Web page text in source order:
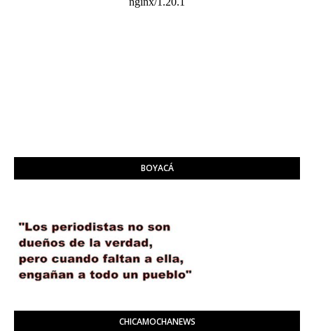
BOYACÁ
CHICAMOCHANEWS